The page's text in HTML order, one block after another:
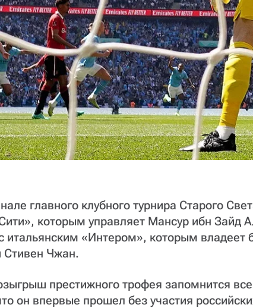
главного клубного турнира Старого
которым управляет Мансур ибн Зайд
итальянским «Интером», которым владеет
Стивен Чжан.
престижного трофея запомнится
он впервые прошел без участия